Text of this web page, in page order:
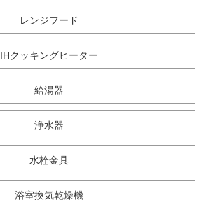
レンジフード
IHクッキングヒーター
給湯器
浄水器
水栓金具
浴室換気乾燥機